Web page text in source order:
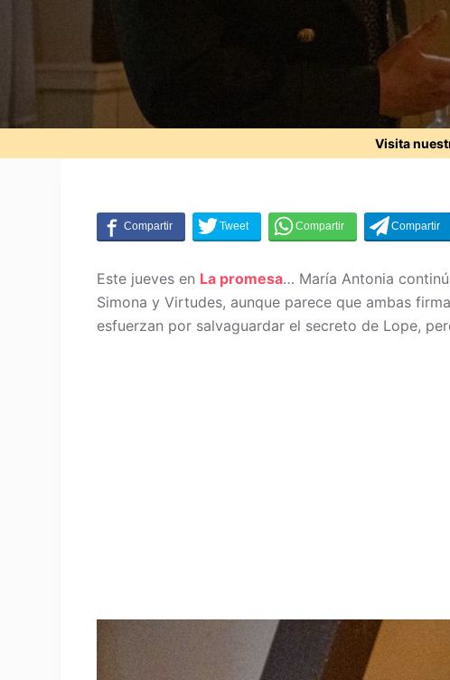
Visita
Este jueves en La promesa… María Antonia
Simona y Virtudes, aunque parece que ambas
esfuerzan por salvaguardar el secreto de Lope,